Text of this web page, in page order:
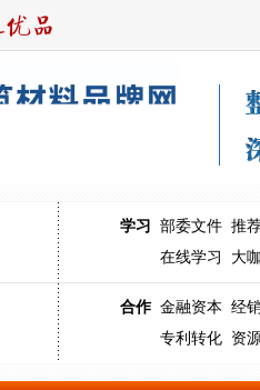
学习 部委文件 推
在线学习
大
合作 金融资本 经
专利转化 资